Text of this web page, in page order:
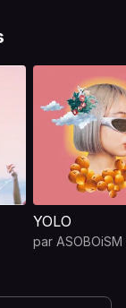
YOLO
par ASOBOiSM